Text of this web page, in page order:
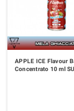
APPLE ICE Flavour
Concentrato 10 ml